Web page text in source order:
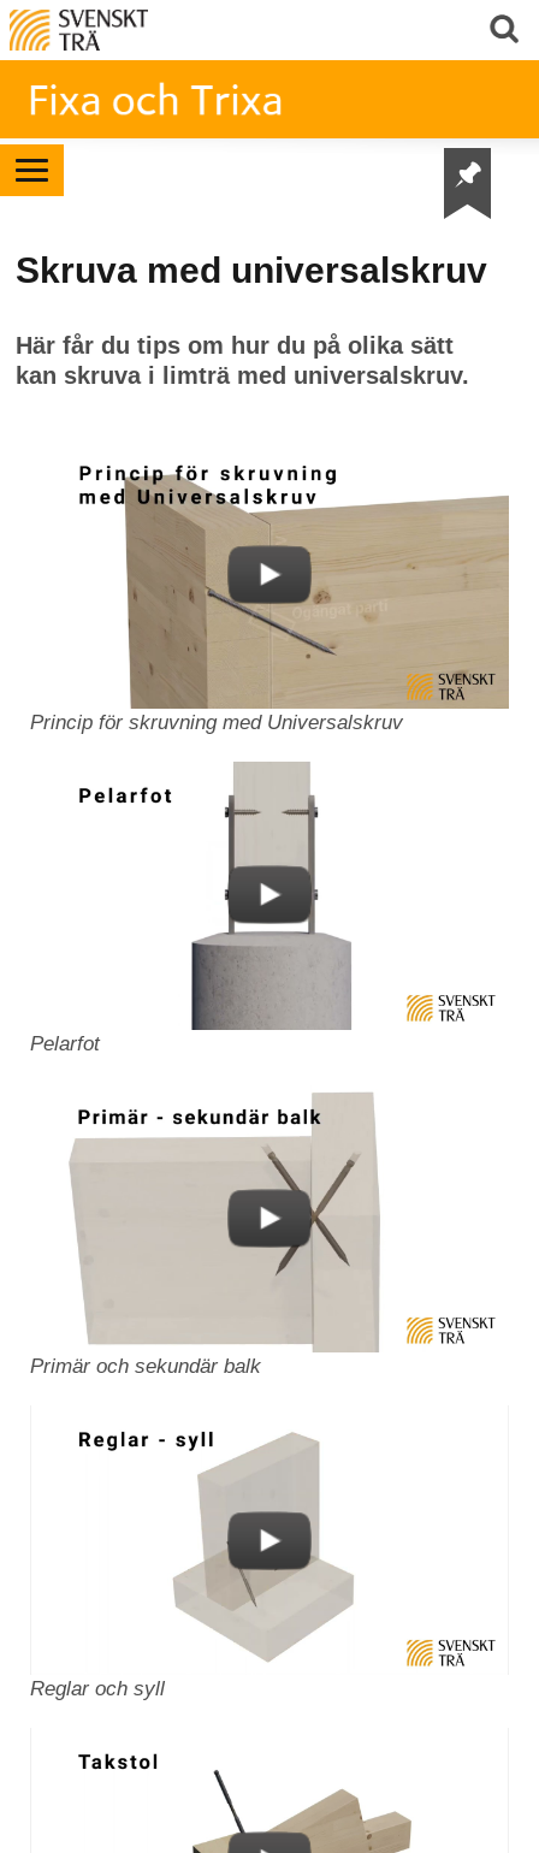
Skruva med universalskruv
Här får du tips om hur du på olika sätt
kan skruva i limträ med universalskruv.
Princip för skruvning med Universalskruv
Pelarfot
Primär och sekundär balk
Reglar och syll